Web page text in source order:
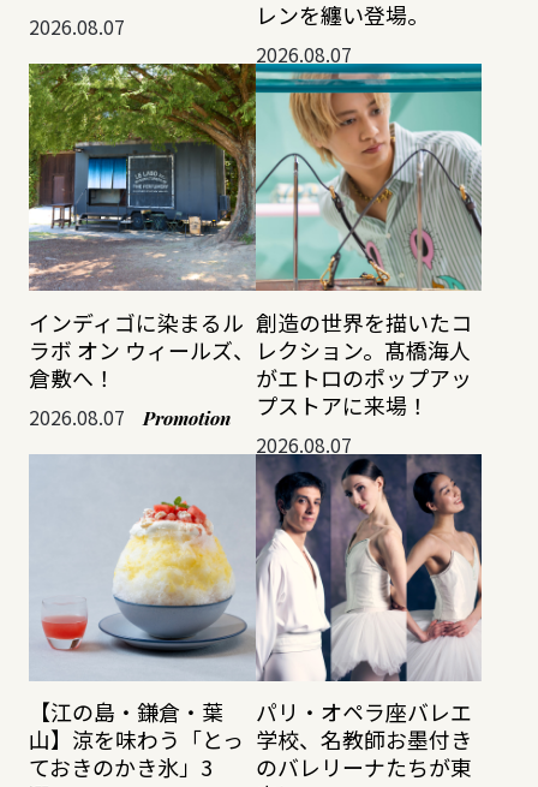
2026.08.07
レンを纏い登場。
2026.08.07
インディゴに染まるル
ラボ オン ウィールズ、
倉敷へ！
2026.08.07 Promotion
創造の世界を描いたコ
レクション。髙橋海人
がエトロのポップアッ
プストアに来場！
2026.08.07
【江の島・鎌倉・葉
山】涼を味わう「とっ
ておきのかき氷」3
パリ・オペラ座バレエ
学校、名教師お墨付き
のバレリーナたちが東